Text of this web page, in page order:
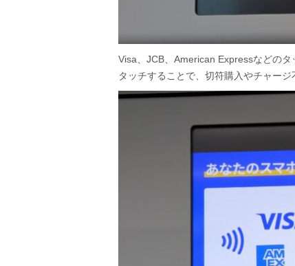
Visa、JCB、American Expressなどの
タッチすることで、切符購入やチャージ